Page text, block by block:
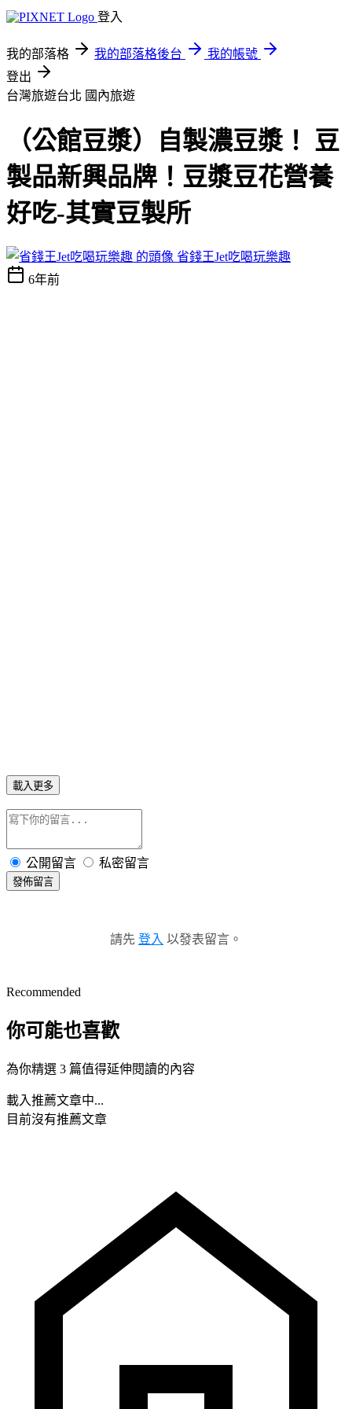
登入
我的部落格 我的部落格後台
我的帳號
登出
台灣旅遊台北 國內旅遊
（公館豆漿）自製濃豆漿！ 豆
製品新興品牌！豆漿豆花營養
好吃-其實豆製所
省錢王Jet吃喝玩樂趣
6年前
載入更多
公開留言 私密留言
發佈留言
請先 登入 以發表留言。
Recommended
你可能也喜歡
為你精選 3 篇值得延伸閱讀的內容
載入推薦文章中...
目前沒有推薦文章